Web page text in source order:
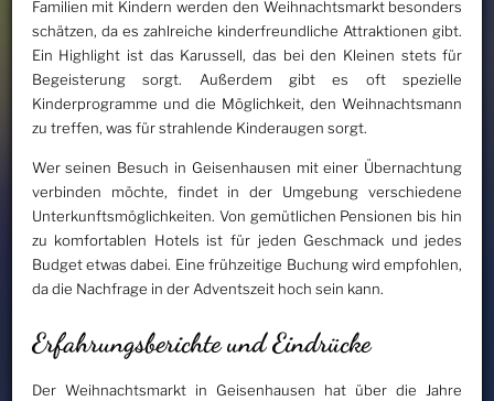
Familien mit Kindern werden den Weihnachtsmarkt besonders
schätzen, da es zahlreiche kinderfreundliche Attraktionen gibt.
Ein Highlight ist das Karussell, das bei den Kleinen stets für
Begeisterung sorgt. Außerdem gibt es oft spezielle
Kinderprogramme und die Möglichkeit, den Weihnachtsmann
zu treffen, was für strahlende Kinderaugen sorgt.
Wer seinen Besuch in Geisenhausen mit einer Übernachtung
verbinden möchte, findet in der Umgebung verschiedene
Unterkunftsmöglichkeiten. Von gemütlichen Pensionen bis hin
zu komfortablen Hotels ist für jeden Geschmack und jedes
Budget etwas dabei. Eine frühzeitige Buchung wird empfohlen,
da die Nachfrage in der Adventszeit hoch sein kann.
Erfahrungsberichte und Eindrücke
Der Weihnachtsmarkt in Geisenhausen hat über die Jahre